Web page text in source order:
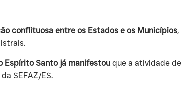
conflituosa entre os Estados e os Municípios
Espírito Santo já manifestou que a atividade
da SEFAZ/ES.